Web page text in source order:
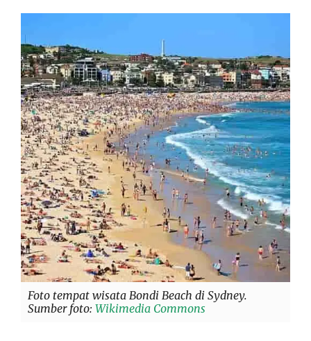
Foto tempat wisata Bondi Beach di Sydney.
Sumber foto: Wikimedia Commons